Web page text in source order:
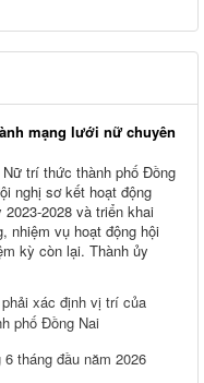
mạng lưới nữ chuyên
trí thức thành phố Đồng
nghị sơ kết hoạt động
2028 và triển khai
nhiệm vụ hoạt động hội
kỳ còn lại. Thành ủy
xác định vị trí của
phố Đồng Nai
tháng đầu năm 2026